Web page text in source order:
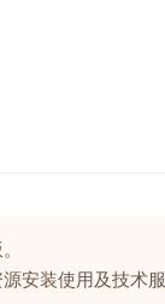
安装使用及技术